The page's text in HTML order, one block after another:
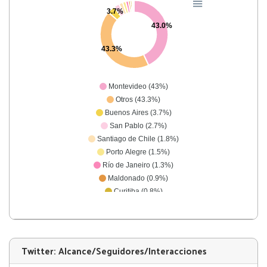
Montevideo (43%)
Otros (43.3%)
Buenos Aires (3.7%)
San Pablo (2.7%)
Santiago de Chile (1.8%)
Porto Alegre (1.5%)
Río de Janeiro (1.3%)
Maldonado (0.9%)
Curitiba (0.8%)
Córdoba (0.5%)
43.0%
43.3%
3.7%
Twitter: Alcance/Seguidores/Interacciones